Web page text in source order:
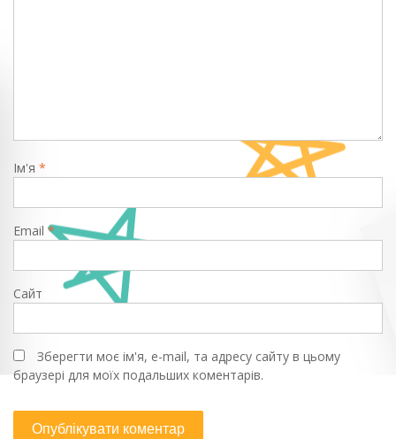
Ім'я *
Email *
Сайт
Зберегти моє ім'я, e-mail, та адресу сайту в цьому
браузері для моїх подальших коментарів.